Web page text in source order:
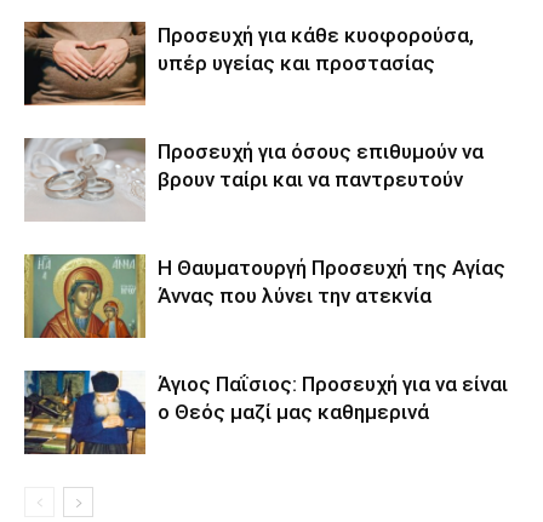
Προσευχή για κάθε κυοφορούσα,
υπέρ υγείας και προστασίας
Προσευχή για όσους επιθυμούν να
βρουν ταίρι και να παντρευτούν
Η Θαυματουργή Προσευχή της Αγίας
Άννας που λύνει την ατεκνία
Άγιος Παΐσιος: Προσευχή για να είναι
ο Θεός μαζί μας καθημερινά